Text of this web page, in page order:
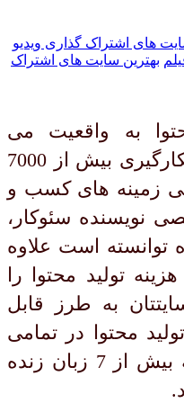
های اشتراک گذاری ویدیو
بهترین سایت های اشتراک
به واقعیت می
رسانیم. رایا مارکتینگ با بکارگیری بیش از 7000
زمینه های کسب و
نویسنده سئوکار،
توانسته است علاوه
تولید محتوا را
به طرز قابل
محتوا در تمامی
زمینه های کسب و کار به بیش از 7 زبان زنده